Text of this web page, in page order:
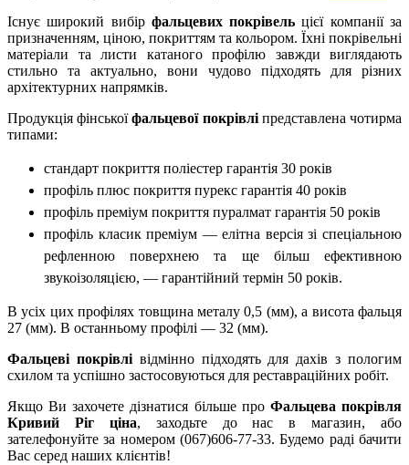
Існує широкий вибір фальцевих покрівель цієї компанії за
призначенням, ціною, покриттям та кольором. Їхні покрівельні
матеріали та листи катаного профілю завжди виглядають
стильно та актуально, вони чудово підходять для різних
архітектурних напрямків.
Продукція фінськоїфальцевої покрівліпредставлена ​​чотирма
типами:
стандарт покриття поліестер гарантія 30 років
профіль плюс покриття пурекс гарантія 40 років
профіль преміум покриття пуралмат гарантія 50 років
профіль класик преміум — елітна версія зі спеціальною
рефленною поверхнею та ще більш ефективною
звукоізоляцією, — гарантійний термін 50 років.
В усіх цих профілях товщина металу 0,5 (мм), а висота фальця
27 (мм). В останньому профілі — 32 (мм).
Фальцеві покрівлівідмінно підходять для дахів з пологим
схилом та успішно застосовуються для реставраційних робіт.
Якщо Ви захочете дізнатися більше про Фальцева покрівля
Кривий Ріг ціна, заходьте до нас в магазин, або
зателефонуйте за номером (067)606-77-33. Будемо раді бачити
Вас серед наших клієнтів!